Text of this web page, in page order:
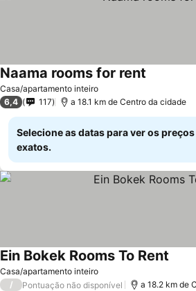
Casa/apartamento inteiro
Naama rooms for rent
6,4 117 a 18.1 km de Centro da cidade
Selecione as datas para ver os preços
exatos.
Casa/apartamento inteiro
Ein Bokek Rooms To Rent
/ Pontuação não disponível a 18.2 km de